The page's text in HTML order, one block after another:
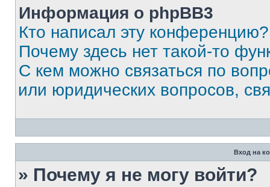
Информация о phpBB3
Кто написал эту конференцию?
Почему здесь нет такой-то
С кем можно связаться по
или юридических вопросов,
Вход на
» Почему я не могу войти?